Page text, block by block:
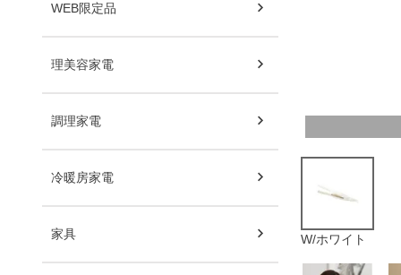
WEB限定品
理美容家電
調理家電
冷暖房家電
家具 W/ホワイト